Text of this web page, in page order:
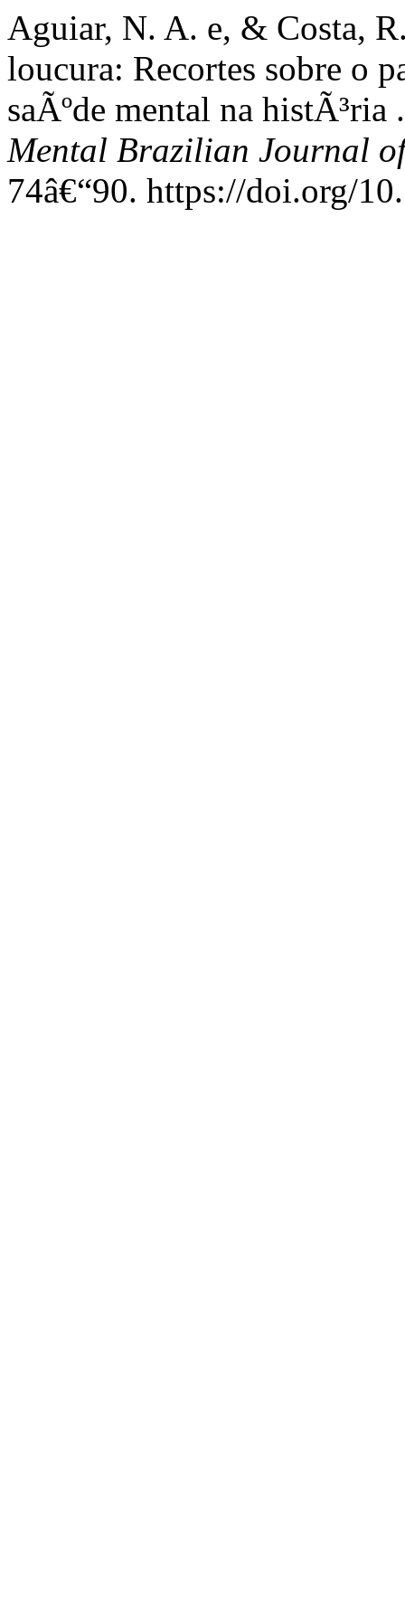
Aguiar, N. A. e, & Costa,
loucura: Recortes sobre o
saÃºde mental na histÃ³ria
Mental Brazilian Journal
74â€“90. https://doi.org/